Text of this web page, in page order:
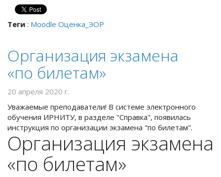
Теги : Moodle Оценка_ЭОР
Организация экзамена
«по билетам»
20 апреля 2020 г.
Уважаемые преподаватели! В системе электронного
обучения ИРНИТУ, в разделе "Справка", появилась
инструкция по организации экзамена "по билетам".
Организация экзамена
«по билетам»